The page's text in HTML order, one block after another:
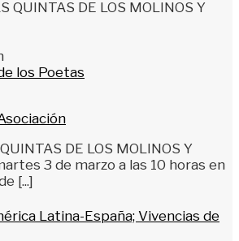
los Poetas
DE LOS MOLINOS Y
3 de marzo a las 10 horas en
[...]
Latina-España; Vivencias de